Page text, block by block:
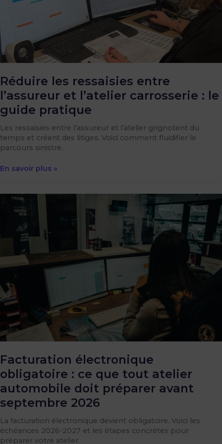
Réduire les ressaisies entre
l’assureur et l’atelier carrosserie : le
guide pratique
Les ressaisies entre l’assureur et l’atelier grignotent du
temps et créent des litiges. Voici comment fluidifier le
parcours sinistre.
pratique
En savoir plus »
Facturation électronique
obligatoire : ce que tout atelier
automobile doit préparer avant
septembre 2026
La facturation électronique devient obligatoire. Voici les
échéances 2026-2027 et les étapes concrètes pour
préparer votre atelier.
Facturation
électronique
obligatoire
tout
atelier
automobile
doit
préparer
avant
septembre
2026